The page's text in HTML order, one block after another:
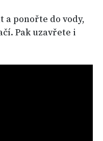
a ponořte do vody,
Pak uzavřete i